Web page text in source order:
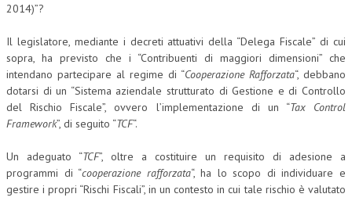
DIRITTO DEL WEB
DIRITTO DELLE IMPRESE IN CRISI
CRIMINOLOGIA E CRIMINALISTICA
FISCO
DIRITTO TRIBUTARIO
2014)”?
Il legislatore, mediante i decreti attuativi della “Delega Fiscale” di cui
sopra, ha previsto che i “Contribuenti di maggiori dimensioni” che
intendano partecipare al regime di “Cooperazione Rafforzata“, debbano
dotarsi di un “Sistema aziendale strutturato di Gestione e di Controllo
del Rischio Fiscale”, ovvero l’implementazione di un “Tax Control
Framework”, di seguito “TCF“.
Un adeguato “TCF”, oltre a costituire un requisito di adesione a
programmi di “cooperazione rafforzata“, ha lo scopo di individuare e
gestire i propri “Rischi Fiscali”, in un contesto in cui tale rischio è valutato